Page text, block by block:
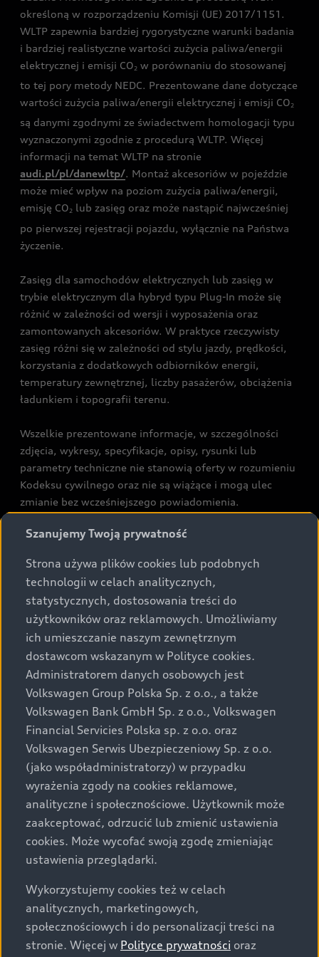
określoną w rozporządzeniu Komisji (UE) 2017/1151.
WLTP zapewnia bardziej rygorystyczne warunki badania
i bardziej realistyczne wartości zużycia paliwa/energii
elektrycznej i emisji CO2 w porównaniu do stosowanej
to tej pory metody NEDC. Prezentowane dane dotyczące
wartości zużycia paliwa/energii elektrycznej i emisji CO2
są danymi zgodnymi ze świadectwem homologacji typu
wyznaczonymi zgodnie z procedurą WLTP. Więcej
informacji na temat WLTP na stronie
audi.pl/pl/danewltp/. Montaż akcesoriów w pojeździe
może mieć wpływ na poziom zużycia paliwa/energii,
emisję CO2 lub zasięg oraz może nastąpić najwcześniej
po pierwszej rejestracji pojazdu, wyłącznie na Państwa
życzenie.
Zasięg dla samochodów elektrycznych lub zasięg w
trybie elektrycznym dla hybryd typu Plug-In może się
różnić w zależności od wersji i wyposażenia oraz
zamontowanych akcesoriów. W praktyce rzeczywisty
zasięg różni się w zależności od stylu jazdy, prędkości,
korzystania z dodatkowych odbiorników energii,
temperatury zewnętrznej, liczby pasażerów, obciążenia
ładunkiem i topografii terenu.
Wszelkie prezentowane informacje, w szczególności
zdjęcia, wykresy, specyfikacje, opisy, rysunki lub
parametry techniczne nie stanowią oferty w rozumieniu
Kodeksu cywilnego oraz nie są wiążące i mogą ulec
zmianie bez wcześniejszego powiadomienia.
rozumieniu art. 5561§2 Kodeksu cywilnego oraz art.
Podane kwoty są rekomendowane i obejmują podatek
VAT (23%), chyba że inaczej zaznaczono.
Audi zastrzega sobie możliwość wprowadzenia zmian w
prezentowanych wersjach. Przedstawione detale
wyposażenia mogą różnić się od specyfikacji
przewidzianej na rynek polski. Zamieszczone zdjęcia
mogą przedstawiać wyposażenie opcjonalne, dostępne
za dopłatą. Wiążące ustalenie ceny, wyposażenia i
specyfikacji pojazdu następują w umowie sprzedaży, a
określenie parametrów technicznych zawiera
świadectwo homologacji typu pojazdu. Zastrzegamy
sobie prawo do zmian i pomyłek. Wszelkie informacje
prezentowane na stronie są aktualne na dzień ich
zamieszczania. W celu uzyskania najnowszych
informacji prosimy kontaktować się z Partnerem Marki
Audi.
Wszystkie produkowane obecnie samochody marki Audi
są wykonywane z materiałów spełniających pod
względem możliwości odzysku i recyklingu wymagania
określone w normie ISO 22628 i są zgodne z
Szanujemy Twoją prywatność
Strona używa plików cookies lub podobnych
technologii w celach analitycznych,
statystycznych, dostosowania treści do
użytkowników oraz reklamowych. Umożliwiamy
ich umieszczanie naszym zewnętrznym
dostawcom wskazanym w Polityce cookies.
Administratorem danych osobowych jest
Volkswagen Group Polska Sp. z o.o., a także
Volkswagen Bank GmbH Sp. z o.o., Volkswagen
Financial Servicies Polska sp. z o.o. oraz
Volkswagen Serwis Ubezpieczeniowy Sp. z o.o.
(jako współadministratorzy) w przypadku
wyrażenia zgody na cookies reklamowe,
analityczne i społecznościowe. Użytkownik może
zaakceptować, odrzucić lub zmienić ustawienia
cookies. Może wycofać swoją zgodę zmieniając
ustawienia przeglądarki.
Wykorzystujemy cookies też w celach
analitycznych, marketingowych,
społecznościowych i do personalizacji treści na
stronie. Więcej w Polityce prywatności oraz